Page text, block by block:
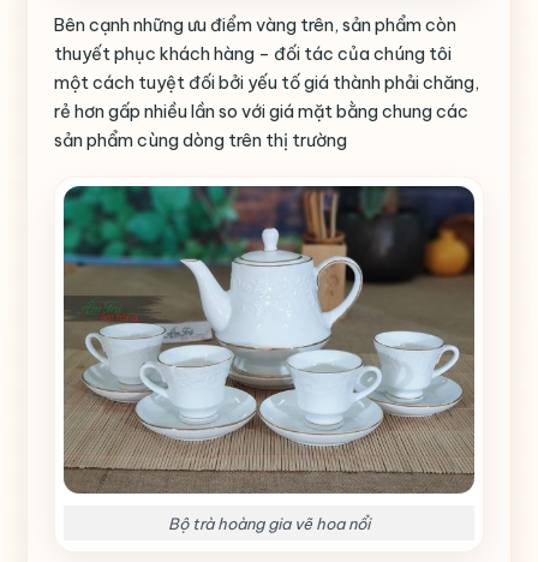
Bên cạnh những ưu điểm vàng trên, sản phẩm còn
thuyết phục khách hàng – đối tác của chúng tôi
một cách tuyệt đối bởi yếu tố giá thành phải chăng,
rẻ hơn gấp nhiều lần so với giá mặt bằng chung các
sản phẩm cùng dòng trên thị trường
Bộ trà hoàng gia vẽ hoa nổi